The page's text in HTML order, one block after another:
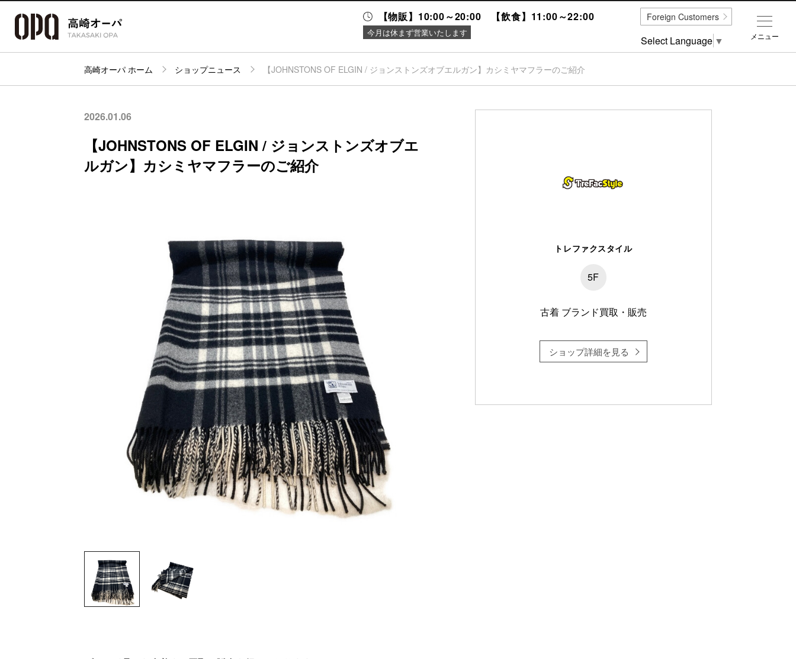
【物販】10:00～20:00 【飲食】11:00～22:00
今月は休まず営業いたします
パーキング
イベント
高崎オーパ ホーム ショップニュース 【JOHNSTONS OF ELGIN / ジョンストンズオブエルガン】カシミヤマフラーのご紹介
2026.01.06
【JOHNSTONS OF ELGIN / ジョンストンズオブエ
ルガン】カシミヤマフラーのご紹介
トレファクスタイル
5F
古着 ブランド買取・販売
ショップ詳細を見る
メニュー
Foreign Customers
Select Language ▼